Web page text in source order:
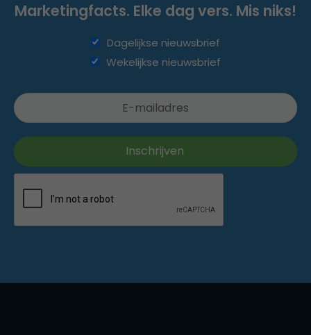
Marketingfacts. Elke dag vers. Mis niks!
Dagelijkse nieuwsbrief
Wekelijkse nieuwsbrief